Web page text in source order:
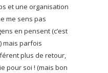
et une organisation
me sens pas
en pensent (c’est
mais parfois
plus de retour,
pour soi ! (mais bon